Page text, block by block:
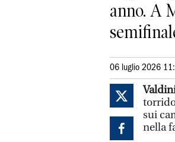
anno. A
06 luglio 2026
sui
nella